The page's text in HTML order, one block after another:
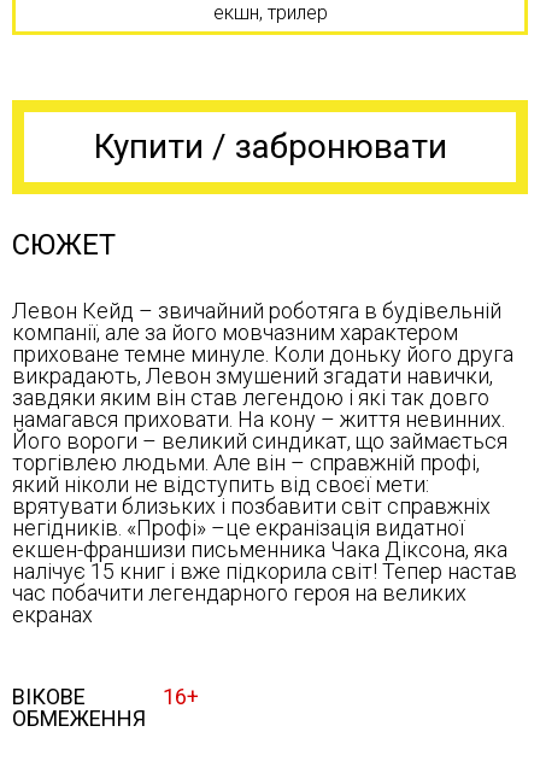
екшн, трилер
Купити / забронювати
СЮЖЕТ
Левон Кейд – звичайний роботяга в будівельній
компанії, але за його мовчазним характером
приховане темне минуле. Коли доньку його друга
викрадають, Левон змушений згадати навички,
завдяки яким він став легендою і які так довго
намагався приховати. На кону – життя невинних.
Його вороги – великий синдикат, що займається
торгівлею людьми. Але він – справжній профі,
який ніколи не відступить від своєї мети:
врятувати близьких і позбавити світ справжніх
негідників. «Профі» –це екранізація видатної
екшен-франшизи письменника Чака Діксона, яка
налічує 15 книг і вже підкорила світ! Тепер настав
час побачити легендарного героя на великих
екранах
ВІКОВЕ
ОБМЕЖЕННЯ
16+